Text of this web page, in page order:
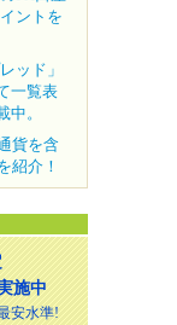
ントを
ッド」
一覧表
。
貨を含
紹介！
施中
安水準!